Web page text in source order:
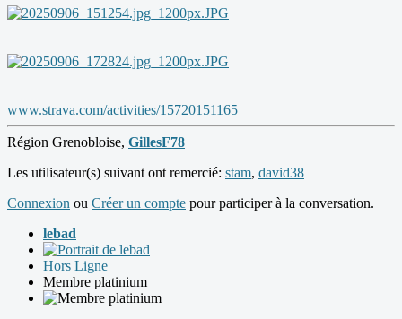
www.strava.com/activities/15720151165
Région Grenobloise, GillesF78
Les utilisateur(s) suivant ont remercié: stam, david38
Connexion ou Créer un compte pour participer à la conversation.
lebad
Hors Ligne
Membre platinium